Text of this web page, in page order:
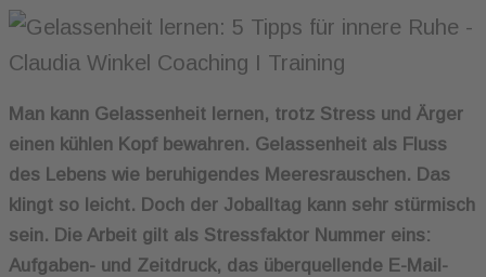
Man kann Gelassenheit lernen, trotz Stress und Ärger
einen kühlen Kopf bewahren. Gelassenheit als Fluss
des Lebens wie beruhigendes Meeresrauschen. Das
klingt so leicht. Doch der Joballtag kann sehr stürmisch
sein. Die Arbeit gilt als Stressfaktor Nummer eins:
Aufgaben- und Zeitdruck, das überquellende E-Mail-